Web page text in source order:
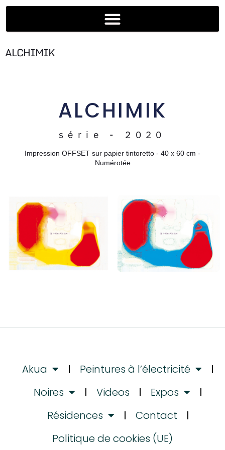
ALCHIMIK
ALCHIMIK
série - 2020
Impression OFFSET sur papier tintoretto - 40 x 60 cm -
Numérotée
Akua
Peintures à l’électricité
Noires
Videos
Expos
Résidences
Contact
Politique de cookies (UE)